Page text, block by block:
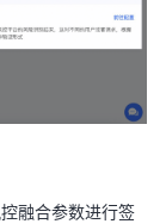
融合参数进行签